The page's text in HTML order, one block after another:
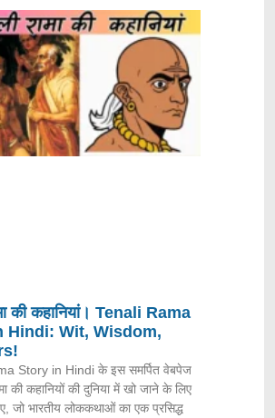
की कहानियां। Tenali Rama
Hindi: Wit, Wisdom,
Story in Hindi के इस समर्पित वेबपेज
की कहानियों की दुनिया में खो जाने के लिए
जो भारतीय लोककथाओं का एक प्रसिद्ध